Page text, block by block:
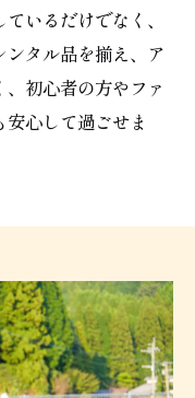
いるだけでなく、
タル品を揃え、ア
初心者の方やファ
心して過ごせま